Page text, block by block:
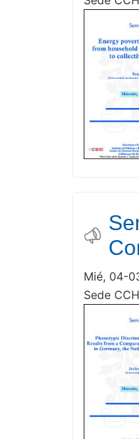
Mié, 04-
Sede